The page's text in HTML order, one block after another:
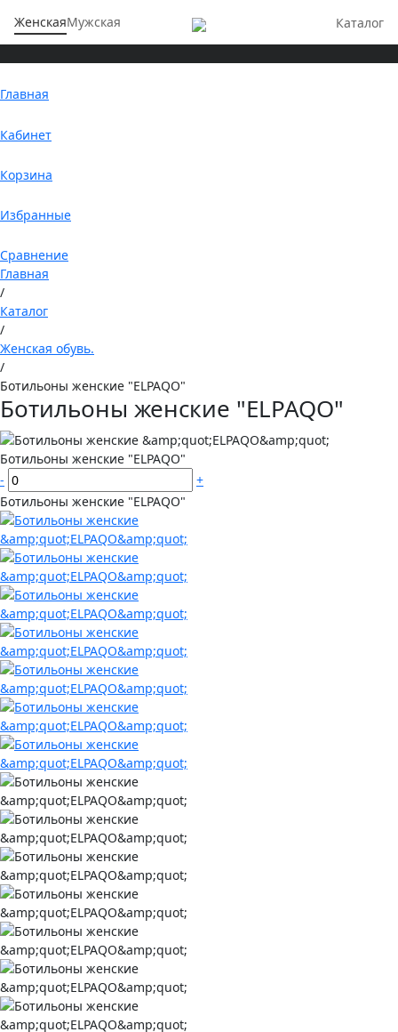
ЖенскаяМужская Каталог
Главная
Кабинет
Корзина
Избранные
Сравнение
Главная
/
Каталог
/
Женская обувь.
/
Ботильоны женские "ELPAQO"
Ботильоны женские "ELPAQO"
Ботильоны женские "ELPAQO"
-
+
Ботильоны женские "ELPAQO"